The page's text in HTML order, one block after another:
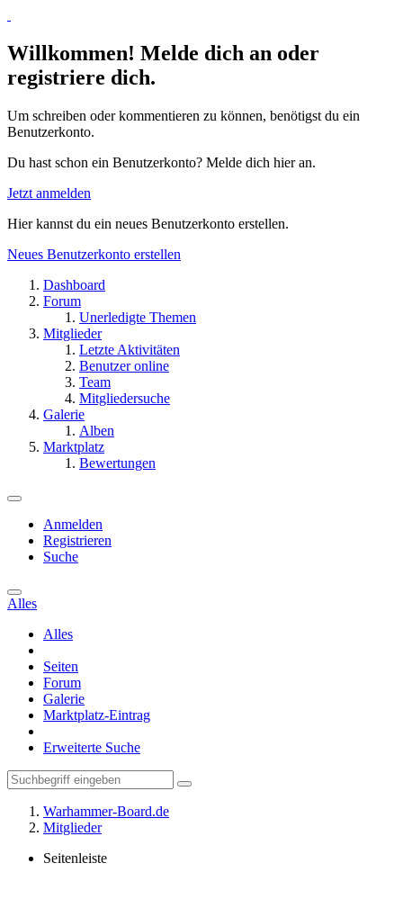
Willkommen! Melde dich an oder
registriere dich.
Um schreiben oder kommentieren zu können, benötigst du ein
Benutzerkonto.
Du hast schon ein Benutzerkonto? Melde dich hier an.
Jetzt anmelden
Hier kannst du ein neues Benutzerkonto erstellen.
Neues Benutzerkonto erstellen
Dashboard
Forum
Unerledigte Themen
Mitglieder
Letzte Aktivitäten
Benutzer online
Team
Mitgliedersuche
Galerie
Alben
Marktplatz
Bewertungen
Anmelden
Registrieren
Suche
Alles
Alles
Seiten
Forum
Galerie
Marktplatz-Eintrag
Erweiterte Suche
Warhammer-Board.de
Mitglieder
Seitenleiste